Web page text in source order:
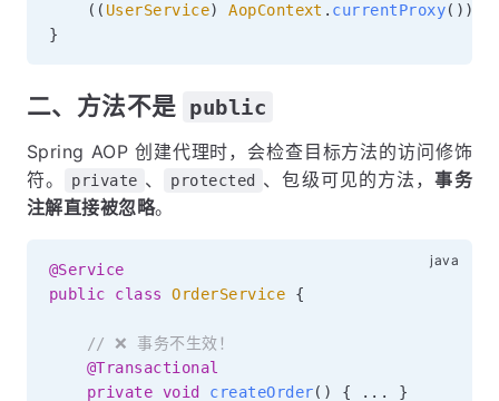
( ( UserService) AopContext . currentProxy( ) )
}
二、方法不是 public
Spring AOP 创建代理时，会检查目标方法的访问修饰
符。
private 、 protected 、包级可见的方法，事务
注解直接被忽略。
@Service
public
class OrderService {
// ❌ 事务不生效！
@Transactional
private void createOrder( ) { . . . }